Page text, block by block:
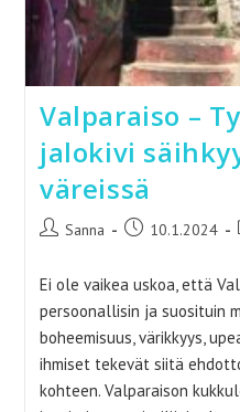
Valparaiso –
jalokivi
väreissä
Artikkelin
Sanna
Artikkeli10.1.2024
Ei ole vaikea uskoa, että
persoonallisin ja suosituin
boheemisuus, värikkyys,
ihmiset tekevät siitä
kohteen. Valparaison